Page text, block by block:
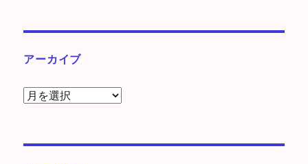
アーカイブ
ア